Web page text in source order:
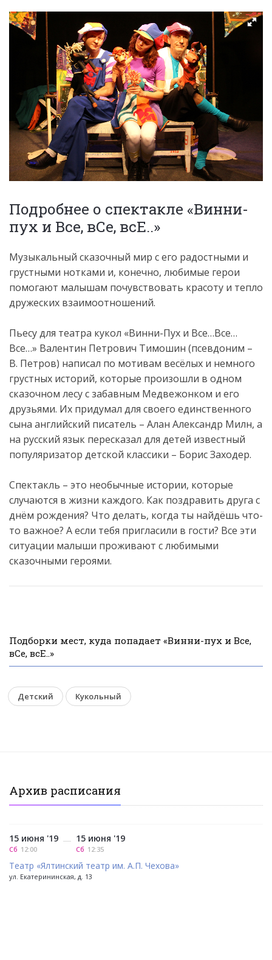
Подробнее о спектакле «Винни-
пух и Все, вСе, всЕ..»
Музыкальный сказочный мир с его радостными и
грустными нотками и, конечно, любимые герои
помогают малышам почувствовать красоту и тепло
дружеских взаимоотношений.
Пьесу для театра кукол «Винни-Пух и Все…Все…
Все…» Валентин Петрович Тимошин (псевдоним –
В. Петров) написал по мотивам весёлых и немного
грустных историй, которые произошли в одном
сказочном лесу с забавным Медвежонком и его
друзьями. Их придумал для своего единственного
сына английский писатель – Алан Александр Милн, а
на русский язык пересказал для детей известный
популяризатор детской классики – Борис Заходер.
Спектакль – это необычные истории, которые
случаются в жизни каждого. Как поздравить друга с
днём рождения? Что делать, когда ты найдёшь что-
то важное? А если тебя пригласили в гости? Все эти
ситуации малыши проживают с любимыми
сказочными героями.
Подборки мест, куда попадает «Винни-пух и Все,
вСе, всЕ..»
Детский Кукольный
Архив расписания
15 июня '19
Сб 12:00
— 15 июня '19
Сб 12:35
Театр «Ялтинский театр им. А.П. Чехова»
ул. Екатерининская, д. 13